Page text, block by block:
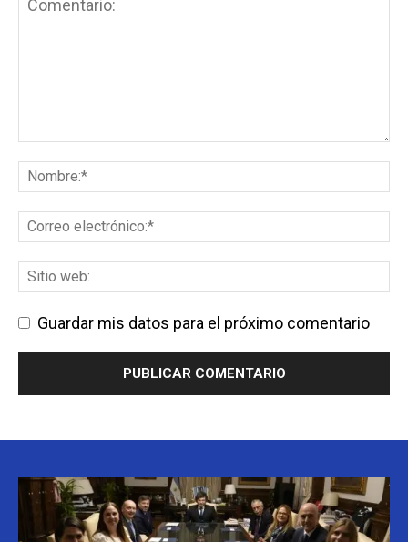
Guardar mis datos para el próximo comentario